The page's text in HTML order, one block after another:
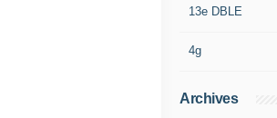
13e DBLE
4g
Archives